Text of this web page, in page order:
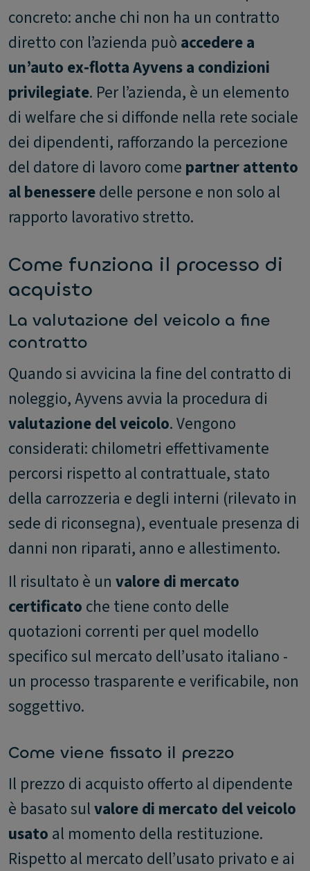
concreto: anche chi non ha un contratto
diretto con l’azienda può accedere a
un’auto ex-flotta Ayvens a condizioni
privilegiate. Per l’azienda, è un elemento
di welfare che si diffonde nella rete sociale
dei dipendenti, rafforzando la percezione
del datore di lavoro come partner attento
al benesseredelle persone e non solo al
rapporto lavorativo stretto.
Come funziona il processo di
acquisto
La valutazione del veicolo a fine
contratto
Quando si avvicina la fine del contratto di
noleggio, Ayvens avvia la procedura di
valutazione del veicolo. Vengono
considerati: chilometri effettivamente
percorsi rispetto al contrattuale, stato
della carrozzeria e degli interni (rilevato in
sede di riconsegna), eventuale presenza di
danni non riparati, anno e allestimento.
Il risultato è un valore di mercato
certificato che tiene conto delle
quotazioni correnti per quel modello
specifico sul mercato dell’usato italiano -
un processo trasparente e verificabile, non
soggettivo.
Come viene fissato il prezzo
Il prezzo di acquisto offerto al dipendente
è basato sulvalore di mercato del veicolo
usato al momento della restituzione.
Rispetto al mercato dell’usato privato e ai